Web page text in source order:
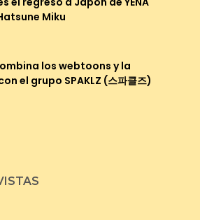
Miku
los webtoons y la
el grupo SPAKLZ (스파클즈)